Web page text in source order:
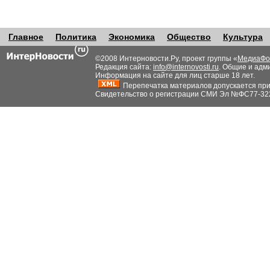
Главное Политика Экономика Общество Культура
©2008 Интерновости.Ру, проект группы «
Редакция сайта: info@internovosti.ru. Общие и
Информация на сайте для лиц старше 18 лет.
Перепечатка материалов допускается
Свидетельство о регистрации СМИ Эл №ФС77-